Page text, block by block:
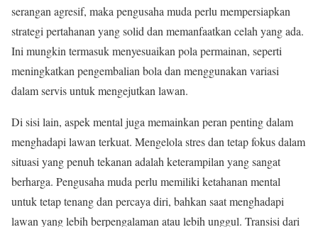
serangan agresif, maka pengusaha muda perlu mempersiapkan
strategi pertahanan yang solid dan memanfaatkan celah yang ada.
Ini mungkin termasuk menyesuaikan pola permainan, seperti
meningkatkan pengembalian bola dan menggunakan variasi
dalam servis untuk mengejutkan lawan.
Di sisi lain, aspek mental juga memainkan peran penting dalam
menghadapi lawan terkuat. Mengelola stres dan tetap fokus dalam
situasi yang penuh tekanan adalah keterampilan yang sangat
berharga. Pengusaha muda perlu memiliki ketahanan mental
untuk tetap tenang dan percaya diri, bahkan saat menghadapi
lawan yang lebih berpengalaman atau lebih unggul. Transisi dari